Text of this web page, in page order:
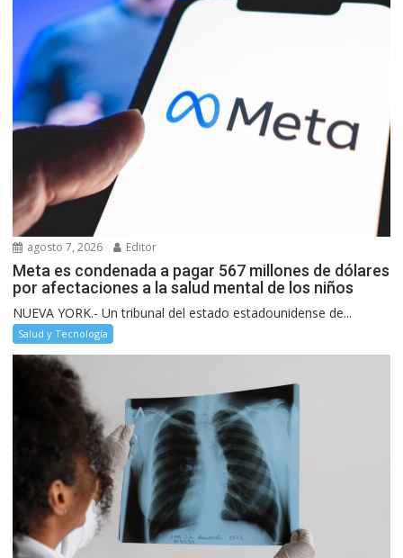
agosto 7, 2026 Editor
Meta es condenada a pagar 567 millones de dólares
por afectaciones a la salud mental de los niños
NUEVA YORK.- Un tribunal del estado estadounidense de...
Salud y Tecnología